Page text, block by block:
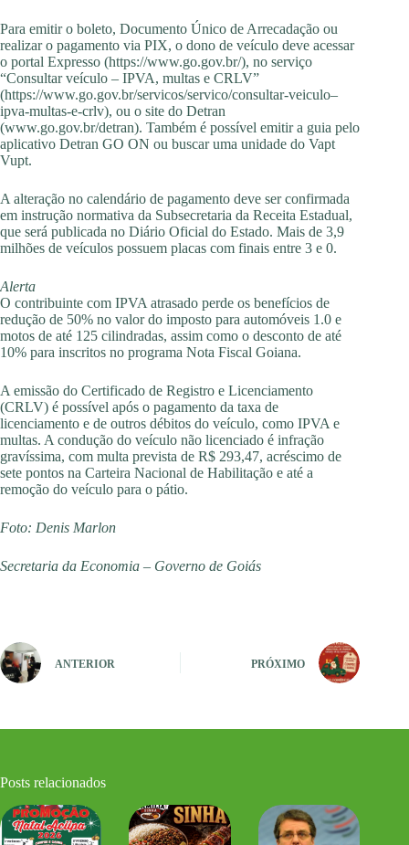
Para emitir o boleto, Documento Único de Arrecadação ou
realizar o pagamento via PIX, o dono de veículo deve acessar
o portal Expresso (https://www.go.gov.br/), no serviço
“Consultar veículo – IPVA, multas e CRLV”
(https://www.go.gov.br/servicos/servico/consultar-veiculo–
ipva-multas-e-crlv), ou o site do Detran
(www.go.gov.br/detran). Também é possível emitir a guia pelo
aplicativo Detran GO ON ou buscar uma unidade do Vapt
Vupt.
A alteração no calendário de pagamento deve ser confirmada
em instrução normativa da Subsecretaria da Receita Estadual,
que será publicada no Diário Oficial do Estado. Mais de 3,9
milhões de veículos possuem placas com finais entre 3 e 0.
Alerta
O contribuinte com IPVA atrasado perde os benefícios de
redução de 50% no valor do imposto para automóveis 1.0 e
motos de até 125 cilindradas, assim como o desconto de até
10% para inscritos no programa Nota Fiscal Goiana.
A emissão do Certificado de Registro e Licenciamento
(CRLV) é possível após o pagamento da taxa de
licenciamento e de outros débitos do veículo, como IPVA e
multas. A condução do veículo não licenciado é infração
gravíssima, com multa prevista de R$ 293,47, acréscimo de
sete pontos na Carteira Nacional de Habilitação e até a
remoção do veículo para o pátio.
Foto: Denis Marlon
Secretaria da Economia – Governo de Goiás
ANTERIOR PRÓXIMO
Posts relacionados